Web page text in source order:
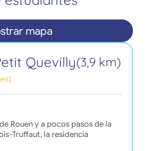
mapa
Quevilly(3,9 km)
Rouen y a pocos pasos de la
Truffaut, la residencia